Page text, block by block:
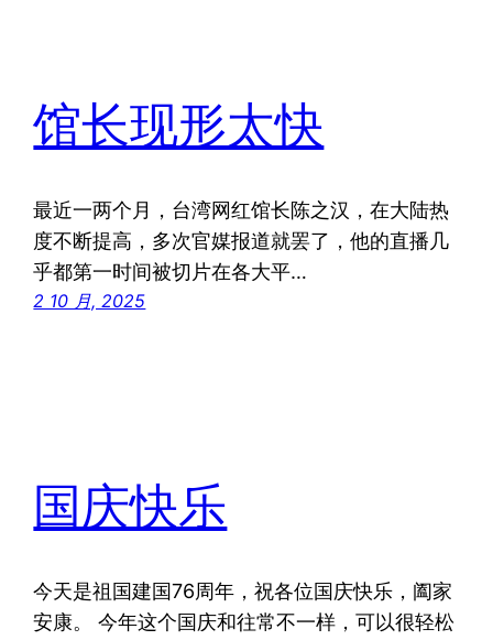
馆长现形太快
最近一两个月，台湾网红馆长陈之汉，在大陆热
度不断提高，多次官媒报道就罢了，他的直播几
乎都第一时间被切片在各大平…
2 10 月, 2025
国庆快乐
今天是祖国建国76周年，祝各位国庆快乐，阖家
安康。 今年这个国庆和往常不一样，可以很轻松